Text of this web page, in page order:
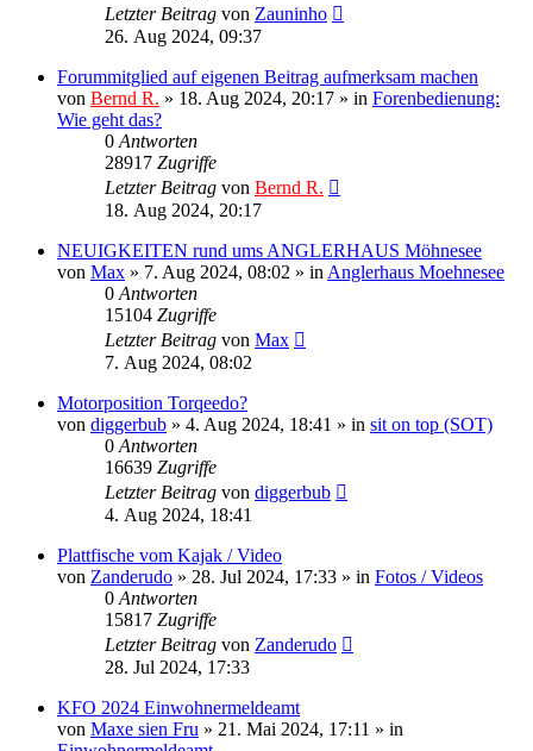
Letzter Beitrag von Zauninho
26. Aug 2024, 09:37
Forummitglied auf eigenen Beitrag aufmerksam machen
von Bernd R. » 18. Aug 2024, 20:17 » in Forenbedienung:
Wie geht das?
0 Antworten
28917 Zugriffe
Letzter Beitrag von Bernd R.
18. Aug 2024, 20:17
NEUIGKEITEN rund ums ANGLERHAUS Möhnesee
von Max » 7. Aug 2024, 08:02 » in Anglerhaus Moehnesee
0 Antworten
15104 Zugriffe
Letzter Beitrag von Max
7. Aug 2024, 08:02
Motorposition Torqeedo?
von diggerbub » 4. Aug 2024, 18:41 » in sit on top (SOT)
0 Antworten
16639 Zugriffe
Letzter Beitrag von diggerbub
4. Aug 2024, 18:41
Plattfische vom Kajak / Video
von Zanderudo » 28. Jul 2024, 17:33 » in Fotos / Videos
0 Antworten
15817 Zugriffe
Letzter Beitrag von Zanderudo
28. Jul 2024, 17:33
KFO 2024 Einwohnermeldeamt
von Maxe sien Fru » 21. Mai 2024, 17:11 » in